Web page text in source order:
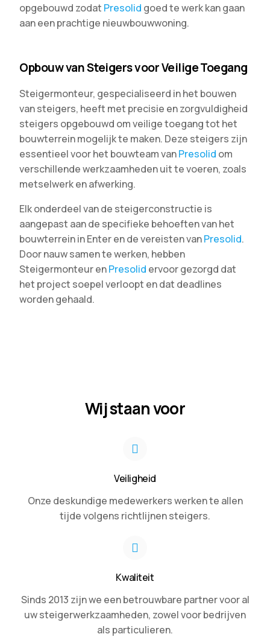
opgebouwd zodat Presolid goed te werk kan gaan
aan een prachtige nieuwbouwwoning.
Opbouw van Steigers voor Veilige Toegang
Steigermonteur, gespecialiseerd in het bouwen
van steigers, heeft met precisie en zorgvuldigheid
steigers opgebouwd om veilige toegang tot het
bouwterrein mogelijk te maken. Deze steigers zijn
essentieel voor het bouwteam vanPresolid om
verschillende werkzaamheden uit te voeren, zoals
metselwerk en afwerking.
Elk onderdeel van de steigerconstructie is
aangepast aan de specifieke behoeften van het
bouwterrein in Enter en de vereisten vanPresolid.
Door nauw samen te werken, hebben
Steigermonteur enPresolid ervoor gezorgd dat
het project soepel verloopt en dat deadlines
worden gehaald.
Wij staan voor
Veiligheid
Onze deskundige medewerkers werken te allen
tijde volgens richtlijnen steigers.
Kwaliteit
Sinds 2013 zijn we een betrouwbare partner voor al
uw steigerwerkzaamheden, zowel voor bedrijven
als particulieren.